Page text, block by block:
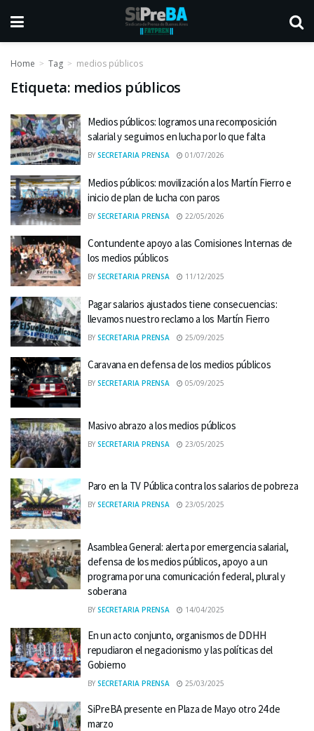
Home Tag medios públicos
Etiqueta: medios públicos
Medios públicos: logramos una recomposición
salarial y seguimos en lucha por lo que falta
BY SECRETARIA PRENSA 01/07/2026
Medios públicos: movilización a los Martín Fierro e
inicio de plan de lucha con paros
BY SECRETARIA PRENSA 22/05/2026
Contundente apoyo a las Comisiones Internas de
los medios públicos
BY SECRETARIA PRENSA 11/12/2025
Pagar salarios ajustados tiene consecuencias:
llevamos nuestro reclamo a los Martín Fierro
BY SECRETARIA PRENSA 25/09/2025
Caravana en defensa de los medios públicos
BY SECRETARIA PRENSA 05/09/2025
Masivo abrazo a los medios públicos
BY SECRETARIA PRENSA 23/05/2025
Paro en la TV Pública contra los salarios de pobreza
BY SECRETARIA PRENSA 23/05/2025
Asamblea General: alerta por emergencia salarial,
defensa de los medios públicos, apoyo a un
programa por una comunicación federal, plural y
soberana
BY SECRETARIA PRENSA 14/04/2025
En un acto conjunto, organismos de DDHH
repudiaron el negacionismo y las políticas del
Gobierno
BY SECRETARIA PRENSA 25/03/2025
SiPreBA presente en Plaza de Mayo otro 24 de
marzo